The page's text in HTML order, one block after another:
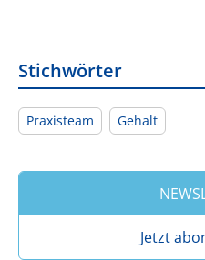
Stichwörter
Praxisteam Gehalt
Jetzt